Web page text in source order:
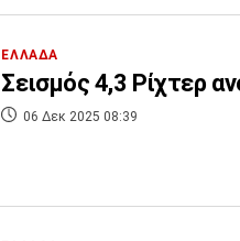
ΕΛΛΑΔΑ
Σεισμός 4,3 Ρίχτερ
06 Δεκ 2025 08:39